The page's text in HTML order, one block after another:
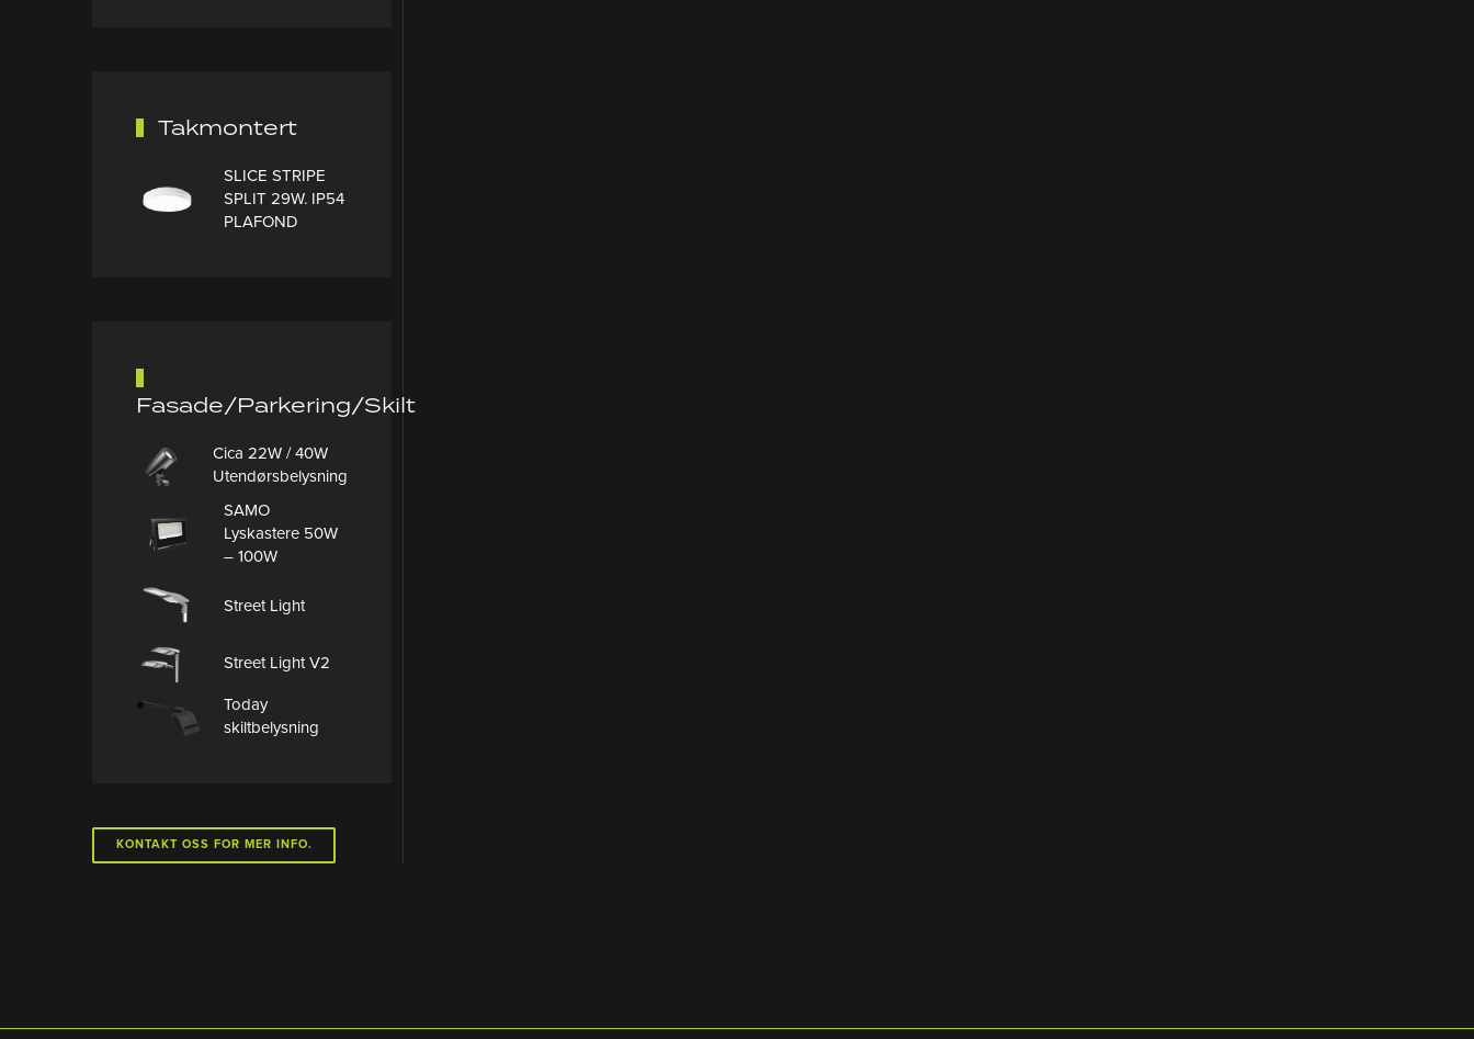
Takmontert
SLICE STRIPE
SPLIT 29W. IP54
PLAFOND
Fasade/Parkering/Skilt
Cica 22W / 40W
Utendørsbelysning
SAMO
Lyskastere 50W
– 100W
Street Light
Street Light V2
Today
skiltbelysning
KONTAKT OSS FOR MER INFO.